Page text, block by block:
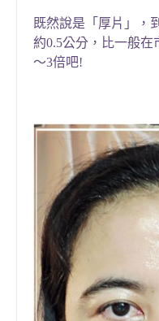
既然說是「厚片」
，
約0.5公分，比一般在
～3倍吧!